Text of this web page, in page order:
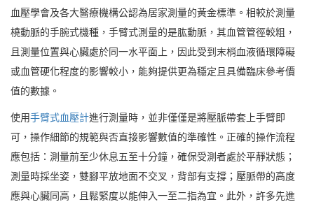
血壓學會及各大醫療機構公認為居家測量的黃金標準。相較於測量
橈動脈的手腕式機種，手臂式測量的是肱動脈，其血管管徑較粗，
且測量位置與心臟處於同一水平面上，因此受到末梢血液循環障礙
或血管硬化程度的影響較小，能夠提供更為穩定且具備臨床參考價
值的數據。
使用手臂式血壓計進行測量時，並非僅僅是將壓脈帶套上手臂即
可，操作細節的規範與否直接影響數值的準確性。正確的操作流程
應包括：測量前至少休息五至十分鐘，確保受測者處於平靜狀態；
測量時採坐姿，雙腳平放地面不交叉，背部有支撐；壓脈帶的高度
應與心臟同高，且鬆緊度以能伸入一至二指為宜。此外，許多先進